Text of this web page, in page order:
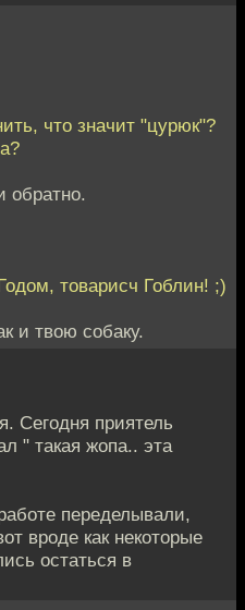
что значит "цурюк"?
обратно.
товарисч Гоблин! ;)
и твою собаку.
Сегодня приятель
" такая жопа.. эта
переделывали,
вроде как некоторые
остаться в